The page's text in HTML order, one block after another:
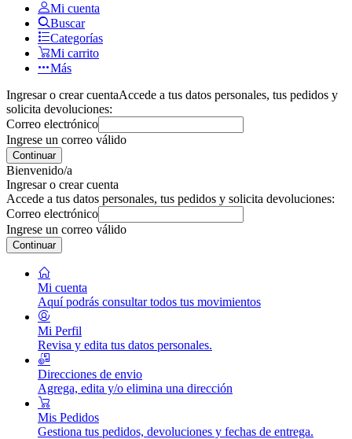
Mi cuenta
Buscar
Categorías
Mi carrito
Más
Ingresar o crear cuentaAccede a tus datos personales, tus pedidos y
solicita devoluciones:
Correo electrónico
Ingrese un correo válido
Continuar
Bienvenido/a
Ingresar o crear cuenta
Accede a tus datos personales, tus pedidos y solicita devoluciones:
Correo electrónico
Ingrese un correo válido
Continuar
Mi cuenta
Aquí podrás consultar todos tus movimientos
Mi Perfil
Revisa y edita tus datos personales.
Direcciones de envio
Agrega, edita y/o elimina una dirección
Mis Pedidos
Gestiona tus pedidos, devoluciones y fechas de entrega.